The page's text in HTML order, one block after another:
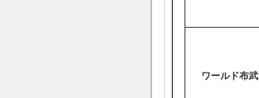
ワールド布武